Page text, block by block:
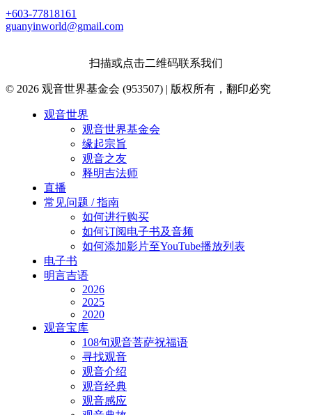
+603-77818161
guanyinworld@gmail.com
扫描或点击二维码联系我们
© 2026 观音世界基金会 (953507) | 版权所有，翻印必究
观音世界
观音世界基金会
缘起宗旨
观音之友
释明吉法师
直播
常见问题 / 指南
如何进行购买
如何订阅电子书及音频
如何添加影片至YouTube播放列表
电子书
明言吉语
2026
2025
2020
观音宝库
108句观音菩萨祝福语
寻找观音
观音介绍
观音经典
观音感应